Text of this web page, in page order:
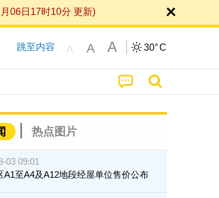
06日17时10分 更新)
跳至内容 A A A 30°C
热点图片
03 09:01
A1至A4及A12地段经屋单位售价公布